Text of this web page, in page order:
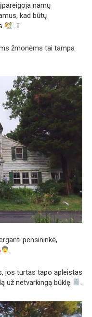
namų
kad būtų
. T
žmonėms tai tampa
pensininkė,
.
jos turtas tapo apleistas
už netvarkingą būklę
.